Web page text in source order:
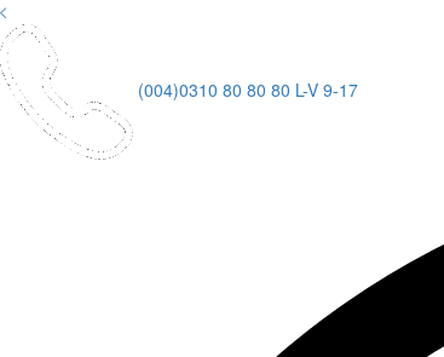
(004)0310 80 80 80 L-V 9-17